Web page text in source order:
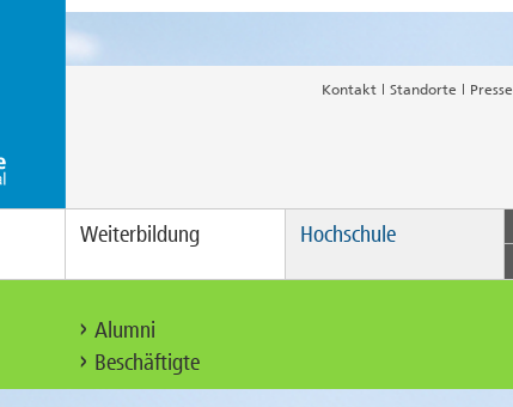
Kontakt Standorte Presse
Weiterbildung Hochschule
Alumni
Beschäftigte